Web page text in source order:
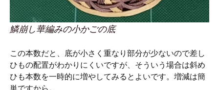
鱗崩し華編みの小かごの底
この本数だと、底が小さく重なり部分が少ないので差し
ひもの配置がわかりにくいですが、そういう場合は斜め
ひも本数を一時的に増やしてみるとよいです。増減は簡